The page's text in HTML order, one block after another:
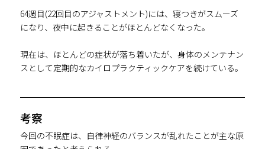
64週目(22回目のアジャストメント)には、寝つきがスムーズ
になり、夜中に起きることがほとんどなくなった。
現在は、ほとんどの症状が落ち着いたが、身体のメンテナン
スとして定期的なカイロプラクティックケアを続けている。
考察
今回の不眠症は、自律神経のバランスが乱れたことが主な原